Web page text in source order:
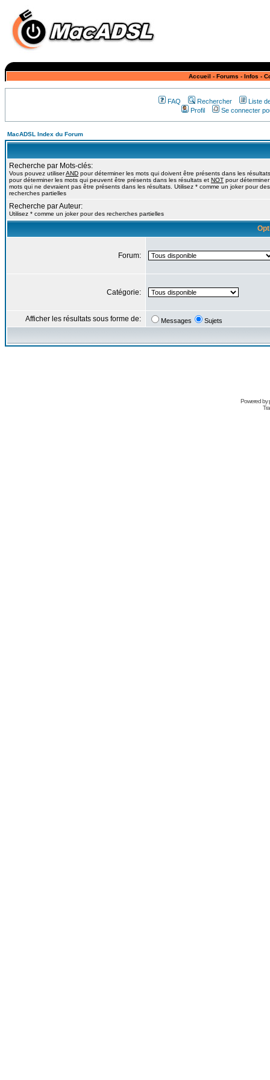
Accueil - Forums - Infos -
FAQ Rechercher
Liste
Profil
Se connecter
MacADSL Index du Forum
Recherche par Mots-clés:
Vous pouvez utiliserAND pour déterminer les mots qui doivent être présents dans les
pour déterminer les mots qui peuvent être présents dans les résultats et NOT pour
mots qui ne devraient pas être présents dans les résultats. Utilisez * comme un joker pour des
recherches partielles
Recherche par Auteur:
Utilisez * comme un joker pour des recherches partielles
Forum:
Catégorie:
Afficher les résultats sous forme de: Messages Sujets
Powered by